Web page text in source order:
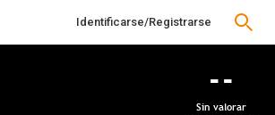
Identificarse/Registrarse
--
Sin valorar